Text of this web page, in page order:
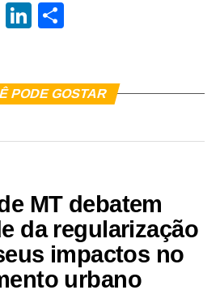
Messenger
LinkedIn
PODE GOSTAR
MT debatem
da regularização
impactos no
urbano